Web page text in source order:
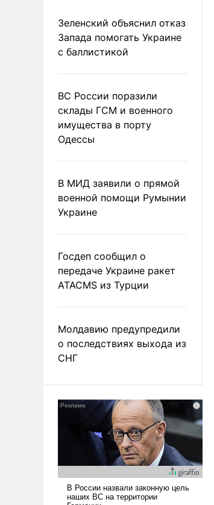
Зеленский объяснил отказ
Запада помогать Украине
с баллистикой
ВС России поразили
склады ГСМ и военного
имущества в порту
Одессы
В МИД заявили о прямой
военной помощи Румынии
Украине
Госдеп сообщил о
передаче Украине ракет
ATACMS из Турции
Молдавию предупредили
о последствиях выхода из
СНГ